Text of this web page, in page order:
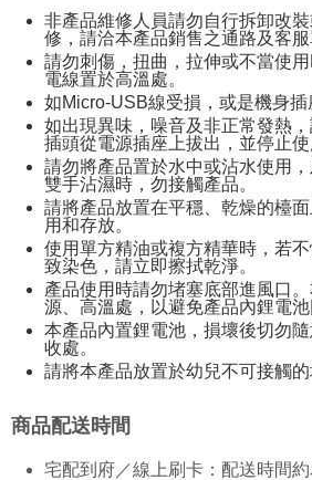
非產品維修人員請勿自行拆卸改
修，請洽本產品銷售之通路及客服
請勿刺傷，扭曲，拉伸或不當使
電線置於高溫處。
如Micro-USB線受損，或是機身插
如出現異味，噪音及非正常發熱
插頭從電源插座上拔出，並停止使
請勿將產品置於水中或沾水使用，
雙手沾濕時，勿接觸產品。
請將產品放置在平穩、乾燥的檯
用和存放。
使用單方精油或複方精華時，若
致染色，請立即擦拭乾淨。
產品使用時請勿堵塞底部進風口
源、高溫處，以避免產品內鋰電池
本產品內置鋰電池，損壞後切勿
收處。
請將本產品放置於幼兒不可接觸的
商品配送時間
宅配到府／線上刷卡：配送時間